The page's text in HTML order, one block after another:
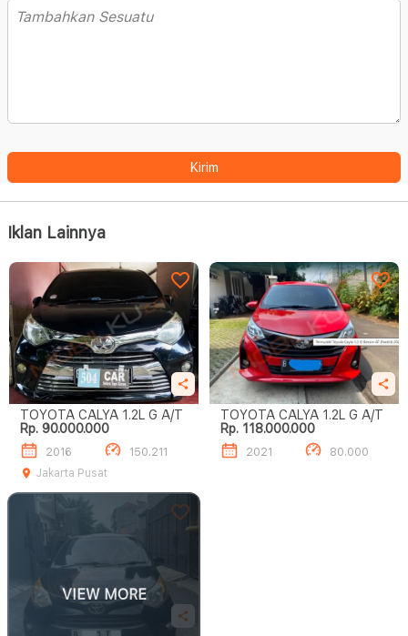
Kirim
Iklan Lainnya
TOYOTA CALYA 1.2L G A/T
Rp. 90.000.000
2016
150.211
Jakarta Pusat
TOYOTA CALYA 1.2L G A/T
Rp. 118.000.000
2021 80.000
VIEW MORE